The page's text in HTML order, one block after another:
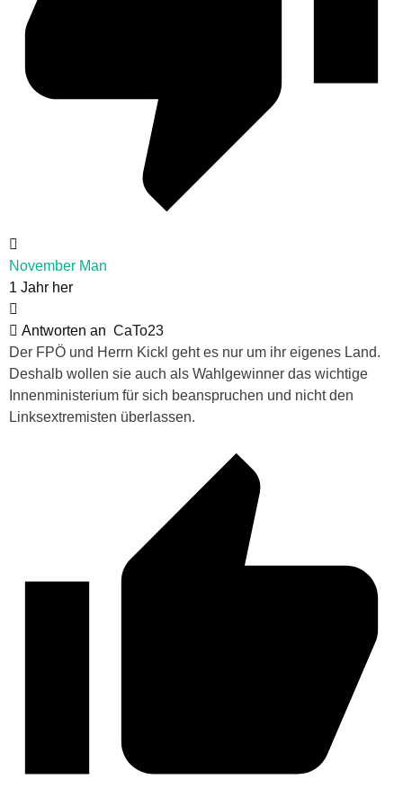
November Man
1 Jahr her
Antworten an CaTo23
Der FPÖ und Herrn Kickl geht es nur um ihr eigenes Land.
Deshalb wollen sie auch als Wahlgewinner das wichtige
Innenministerium für sich beanspruchen und nicht den
Linksextremisten überlassen.